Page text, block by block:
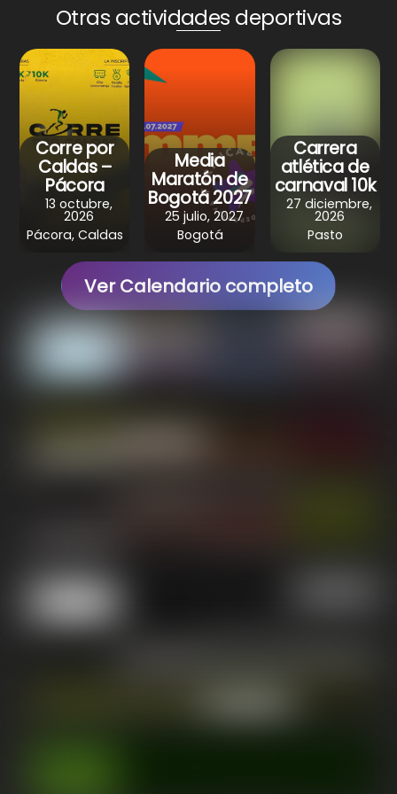
t
s
A
p
p
e
b
o
o
k
t
e
r
e
s
t
e
g
r
a
m
r
e
Otras actividades deportivas
Corre por
Caldas –
Pácora
13 octubre,
2026
Pácora, Caldas
Media
Maratón de
Bogotá 2027
25 julio, 2027
Bogotá
Carrera
atlética de
carnaval 10k
27 diciembre,
2026
Pasto
Ver Calendario completo